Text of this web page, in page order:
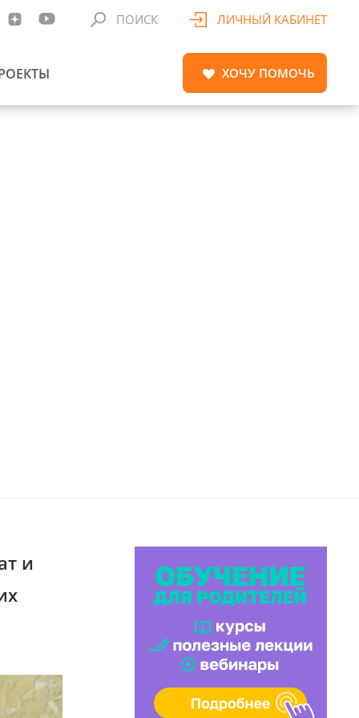
ПОИСК ЛИЧНЫЙ КАБИНЕТ
ХОЧУ ПОМОЧЬ
и